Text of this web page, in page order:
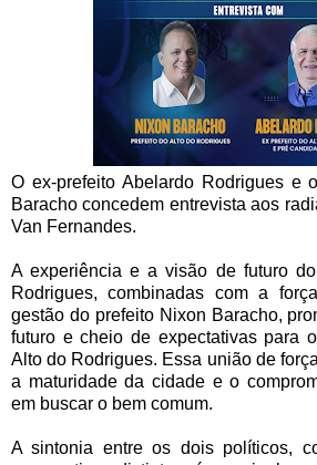
O ex-prefeito Abelardo Rodrigues e
Baracho concedem entrevista aos
Van Fernandes.
A experiência e a visão de futuro
Rodrigues, combinadas com a
gestão do prefeito Nixon Baracho,
futuro e cheio de expectativas para
Alto do Rodrigues. Essa união de
a maturidade da cidade e o
em buscar o bem comum.
A sintonia entre os dois políticos,